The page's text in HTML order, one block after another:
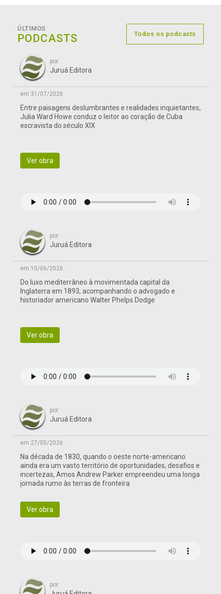
ÚLTIMOS
PODCASTS Todos os podcasts
por:
Juruá Editora
em 31/07/2026
Entre paisagens deslumbrantes e realidades inquietantes,
Julia Ward Howe conduz o leitor ao coração de Cuba
escravista do século XIX
Ver obra
por:
Juruá Editora
em 10/06/2026
Do luxo mediterrâneo à movimentada capital da
Inglaterra em 1893, acompanhando o advogado e
historiador americano Walter Phelps Dodge
Ver obra
por:
Juruá Editora
em 27/05/2026
Na década de 1830, quando o oeste norte-americano
ainda era um vasto território de oportunidades, desafios e
incertezas, Amos Andrew Parker empreendeu uma longa
jornada rumo às terras de fronteira
Ver obra
por: